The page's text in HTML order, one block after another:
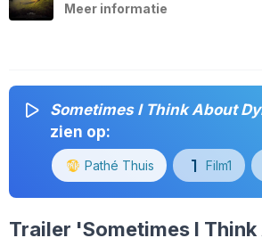
Meer informatie
Sometimes I Think About
zien op:
Pathé Thuis Film1
Trailer 'Sometimes I